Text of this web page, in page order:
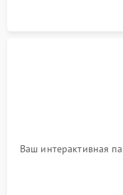
Ваш интерактивная